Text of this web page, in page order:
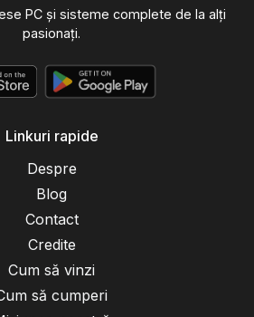
PC și sisteme complete de la alți
pasionați.
Linkuri rapide
Despre
Blog
Contact
Credite
Cum să vinzi
să cumperi